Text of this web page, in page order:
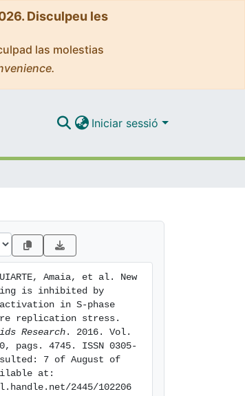
Disculpeu les
las molestias
Iniciar sessió
Amaia, et al. New
is inhibited by
activation in S-phase
Research . 2016. Vol.
pags. 4745. ISSN 0305-
7 of August of
at:
2445/102206